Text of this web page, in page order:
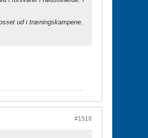
ud i træningskampene.
#1518